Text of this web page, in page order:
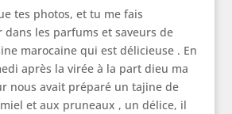
tes photos, et tu me fais
dans les parfums et saveurs de
marocaine qui est délicieuse . En
après la virée à la part dieu ma
nous avait préparé un tajine de
et aux pruneaux , un délice, il